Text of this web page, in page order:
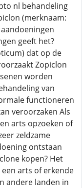
nl behandeling
(merknaam:
geeft het?
dat op de
Zopiclon
worden
van
functioneren
veroorzaken Als
arts opzoeken of
zeldzame
ontstaan
kopen? Het
arts of erkende
andere landen in